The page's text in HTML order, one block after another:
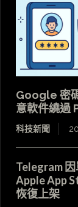
Google 密
意軟件繞過
科技新聞
Telegram
Apple App
恢復上架